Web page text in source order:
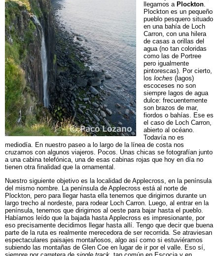
llegamos a Plockton
Plockton es un pequeño
pueblo pesquero situado
en una bahía de Loch
Carron, con una hilera
de casas a orillas del
agua (no tan coloridas
como las de Portree
pero igualmente
pintorescas). Por cierto,
los loches (lagos)
escoceses no son
siempre lagos de agua
dulce: frecuentemente
son brazos de mar,
fiordos o bahías. Ese es
el caso de Loch Carron,
abierto al océano.
Todavía no es
mediodía. En nuestro paseo a lo largo de la línea de costa nos
cruzamos con algunos viajeros. Pocos. Unas chicas se fotografían junto
a una cabina telefónica, una de esas cabinas rojas que hoy en día no
tienen otra finalidad que la ornamental.
Nuestro siguiente objetivo es la localidad de Applecross, en la península
del mismo nombre. La península de Applecross está al norte de
Plockton, pero para llegar hasta ella tenemos que dirigirnos durante un
largo trecho al nordeste, para rodear Loch Carron. Luego, al entrar en la
península, tenemos que dirigirnos al oeste para bajar hasta el pueblo.
Habíamos leído que la bajada hasta Applecross es impresionante, por
eso precisamente decidimos llegar hasta allí. Tengo que decir que buena
parte de la ruta es realmente merecedora de ser recorrida. Se atraviesan
espectaculares paisajes montañosos, algo así como si estuviéramos
subiendo las montañas de Glen Coe en lugar de ir por el valle. Eso sí,